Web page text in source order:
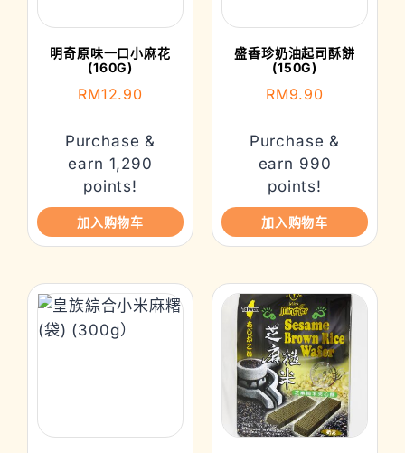
明奇原味一口小麻花
(160G)
RM12.90
Purchase &
earn 1,290
points!
加入购物车
盛香珍奶油起司酥餅
(150G)
RM9.90
Purchase &
earn 990
points!
加入购物车